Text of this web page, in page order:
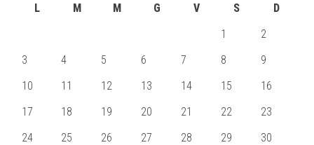
L
M M G V S
D
1
2
3
4 5 6 7 8
9
10
11 12 13 14 15
16
17
18 19 20 21 22
23
24
25 26 27 28 29
30